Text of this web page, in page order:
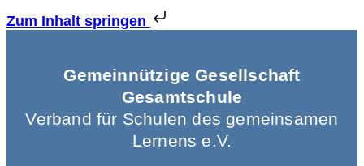
Zum Inhalt springen
Gemeinnützige Gesellschaft
Gesamtschule
Verband für Schulen des gemeinsamen
Lernens e.V.